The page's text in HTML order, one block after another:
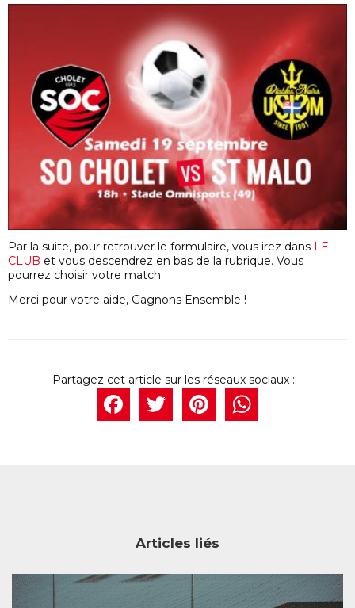
Par la suite, pour retrouver le formulaire, vous irez dans LE
CLUB et vous descendrez en bas de la rubrique. Vous
pourrez choisir votre match.
Merci pour votre aide, Gagnons Ensemble !
Facebook
Twitter
Articles liés